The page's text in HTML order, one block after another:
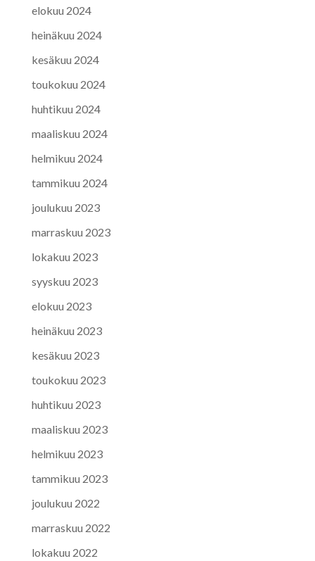
elokuu 2024
heinäkuu 2024
kesäkuu 2024
toukokuu 2024
huhtikuu 2024
maaliskuu 2024
helmikuu 2024
tammikuu 2024
joulukuu 2023
marraskuu 2023
lokakuu 2023
syyskuu 2023
elokuu 2023
heinäkuu 2023
kesäkuu 2023
toukokuu 2023
huhtikuu 2023
maaliskuu 2023
helmikuu 2023
tammikuu 2023
joulukuu 2022
marraskuu 2022
lokakuu 2022